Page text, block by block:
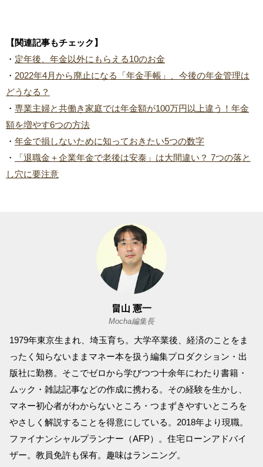
【関連記事もチェック】
・ 定年後、年金以外にもらえる10のお金
・ 2022年4月から廃止になる「年金手帳」、今後の年金管理は
どうなる？
・ 専業主婦と共働き家庭では年金額が100万円以上違う！年金
額を増やす6つの方法
・ 年金で損しないために知っておきたい5つの数字
・
「退職金＋企業年金で老後は安泰」は大間違い？ 7つの落と
し穴に要注意
畠山 憲一
Mocha編集長
1979年東京生まれ、埼玉育ち。大学卒業後、経済のことをま
ったく知らないままマネー本を扱う編集プロダクション・出
版社に勤務。そこでゼロから学びつつ十余年にわたり書籍・
ムック・雑誌記事などの作成に携わる。その経験を生かし、
マネー初心者がわからないところ・つまずきやすいところを
やさしく解説することを得意にしている。2018年より現職。
ファイナンシャルプランナー（AFP）。住宅ローンアドバイ
ザー。教員免許も保有。趣味はランニング。